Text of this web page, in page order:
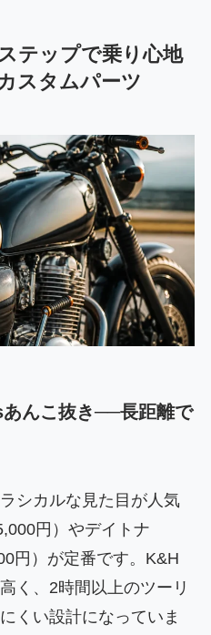
テップで乗り心地
スタムパーツ
んこ抜き──長距離で
シカルな見た目が人気
円）やデイトナ
円）が定番です。K&H
く、2時間以上のツーリ
くい設計になっていま